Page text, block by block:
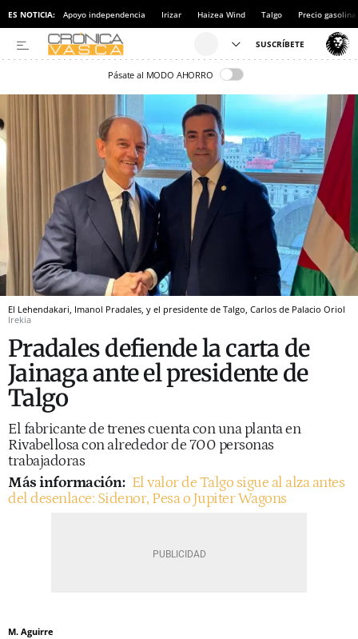
ES NOTICIA: Apoyo independencia Irizar Haizea Wind Talgo Precio gasolina
Pásate al MODO AHORRO
El Lehendakari, Imanol Pradales, y el presidente de Talgo, Carlos de Palacio Oriol
Irekia
Pradales defiende la carta de
Jainaga ante el presidente de
Talgo
El fabricante de trenes cuenta con una planta en
Rivabellosa con alrededor de 700 personas
trabajadoras
Más información: El valor de Talgo sigue al alza antes
del desenlace: Sidenor, Pesa o Jupiter Wagons
M. Aguirre